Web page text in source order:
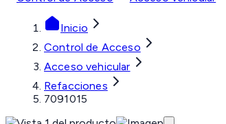
Inicio
Control de Acceso
Acceso vehicular
Refacciones
7091015